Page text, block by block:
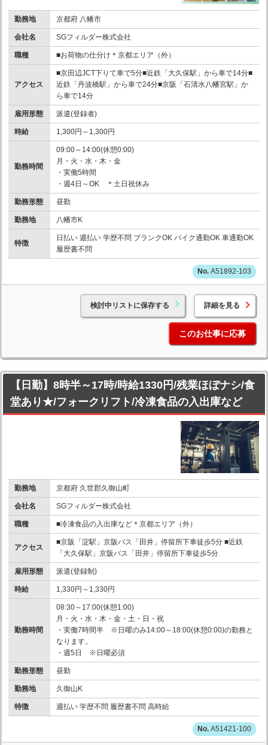
勤務地 京都府 八幡市
会社名 SGフィルダー株式会社
職種 ■お荷物の仕分け＊京都エリア（外）
アクセス
■京田辺JCT下りて車で5分■近鉄「大久保駅」から車で14分■
近鉄「丹波橋駅」から車で24分■京阪「石清水八幡宮駅」か
ら車で14分
雇用形態 派遣(登録者)
時給 1,300円～1,300円
勤務時間
09:00～14:00(休憩0:00)
月・火・水・木・金
・実働5時間
・週4日～OK ＊土日祝休み
勤務形態 昼勤
勤務地 八幡市K
特徴
日払い 週払い 学歴不問 ブランクOK バイク通勤OK 車通勤OK
履歴書不問
A51892-103
検討中リストに保存する 詳細を見る
このお仕事に応募
【日勤】8時半～17時/時給1330円/残業ほぼナシ/食
堂あり★/フォークリフト/冷凍食品の入出庫など
勤務地 京都府 久世郡久御山町
会社名 SGフィルダー株式会社
職種 ■冷凍食品の入出庫など＊京都エリア（外）
アクセス
■京阪「淀駅」京阪バス「田井」停留所下車徒歩5分 ■近鉄
「大久保駅」京阪バス「田井」停留所下車徒歩5分
雇用形態 派遣(登録制)
時給 1,330円～1,330円
勤務時間
08:30～17:00(休憩1:00)
月・火・水・木・金・土・日・祝
・実働7時間半 ※日曜のみ14:00～18:00(休憩0:00)の勤務と
なります。
・週5日 ※日曜必須
勤務形態 昼勤
勤務地 久御山K
特徴 週払い 学歴不問 履歴書不問 高時給
A51421-100